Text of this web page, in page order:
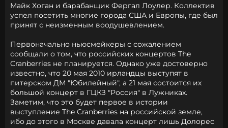
Майк Хоган и барабанщик Фергал Лоулер. Коллектив
успел посетить многие города США и Европы, где был
принят с неизменным воодушевлением.
Первоначально ньюсмейкеры с сожалением
сообщали о том, что российских концертов The
Cranberries не планируется. Однако уже достоверно
известно, что 20 мая 2010 ирландцы выступят в
питерском ДМ "Юбилейный", а 21 мая состоится их
большой концерт в ГЦКЗ "Россия" в Лужниках.
Заметим, что это будет первое в истории
выступление The Cranberries на российской земле,
ибо до этого в Москве давала концерт лишь Долорес